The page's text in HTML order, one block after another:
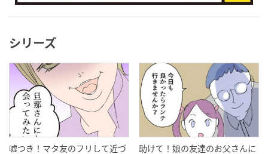
シリーズ
嘘つき！マタ友のフリして近づ
助けて！娘の友達のお父さんに